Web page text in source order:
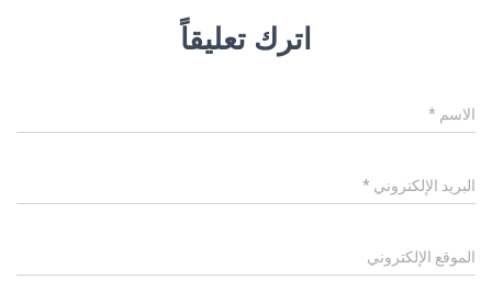
اترك تعليقاً
الاسم *
البريد الإلكتروني *
الموقع الإلكتروني